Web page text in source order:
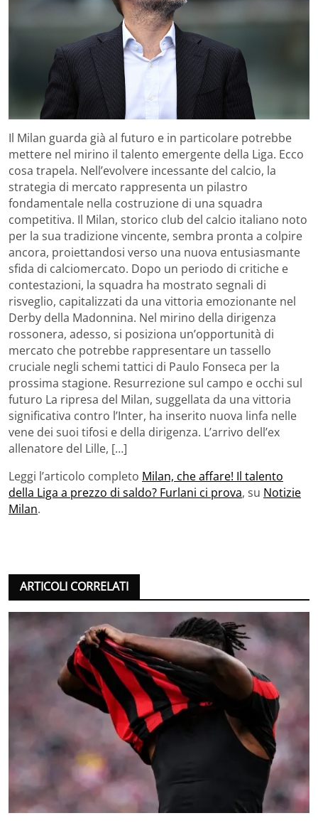
Il Milan guarda già al futuro e in particolare potrebbe
mettere nel mirino il talento emergente della Liga. Ecco
cosa trapela. Nell’evolvere incessante del calcio, la
strategia di mercato rappresenta un pilastro
fondamentale nella costruzione di una squadra
competitiva. Il Milan, storico club del calcio italiano noto
per la sua tradizione vincente, sembra pronta a colpire
ancora, proiettandosi verso una nuova entusiasmante
sfida di calciomercato. Dopo un periodo di critiche e
contestazioni, la squadra ha mostrato segnali di
risveglio, capitalizzati da una vittoria emozionante nel
Derby della Madonnina. Nel mirino della dirigenza
rossonera, adesso, si posiziona un’opportunità di
mercato che potrebbe rappresentare un tassello
cruciale negli schemi tattici di Paulo Fonseca per la
prossima stagione. Resurrezione sul campo e occhi sul
futuro La ripresa del Milan, suggellata da una vittoria
significativa contro l’Inter, ha inserito nuova linfa nelle
vene dei suoi tifosi e della dirigenza. L’arrivo dell’ex
allenatore del Lille, […]
Leggi l’articolo completo Milan, che affare! Il talento
della Liga a prezzo di saldo? Furlani ci prova, su Notizie
Milan.
ARTICOLI CORRELATI